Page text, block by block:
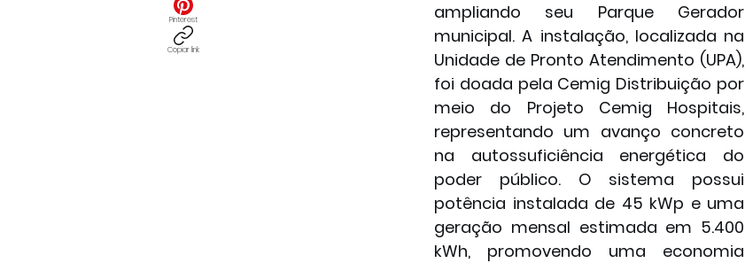
ampliando seu Parque Gerador
municipal. A instalação, localizada na
Unidade de Pronto Atendimento (UPA),
foi doada pela Cemig Distribuição por
meio do Projeto Cemig Hospitais,
representando um avanço concreto
na autossuficiência energética do
poder público. O sistema possui
potência instalada de 45 kWp e uma
geração mensal estimada em 5.400
kWh, promovendo uma economia
Pinterest
Copiar link